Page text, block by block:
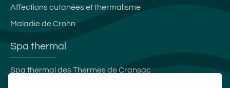
Affections cutanées et thermalisme
Maladie de Crohn
Spa thermal
Spa thermal des Thermes de Cransac